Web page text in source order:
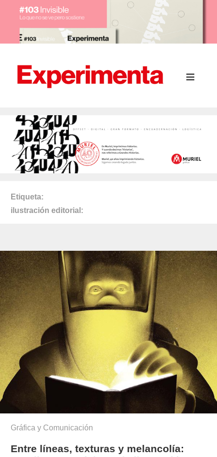
Etiqueta
ilustración editorial
Gráfica y Comunicación
Entre líneas, texturas y melancolía: